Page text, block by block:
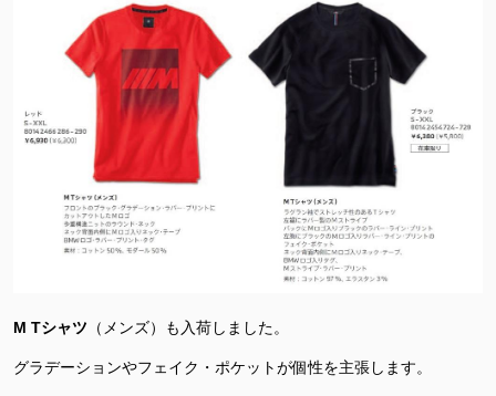
M Tシャツ （メンズ）も入荷しました。
グラデーションやフェイク・ポケットが個性を主張します。